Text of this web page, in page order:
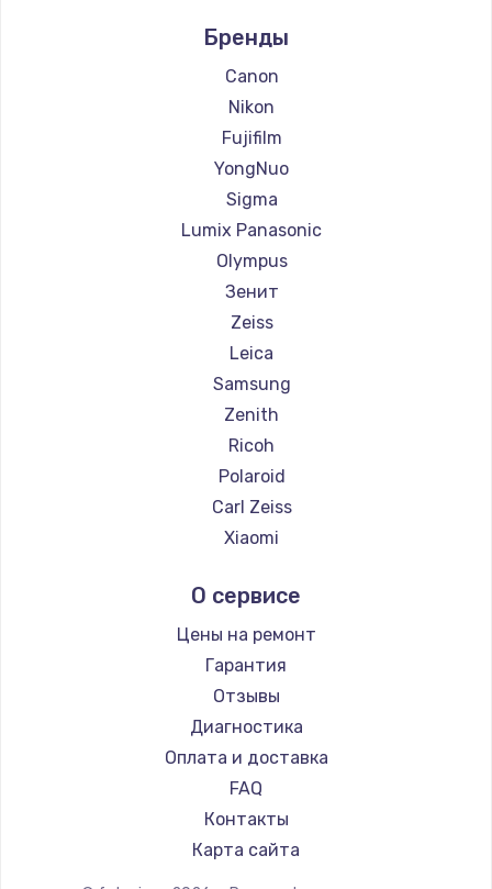
Замена сенсорного датчика
1300 руб.
Заказать
Замена сигнальной лампы
1200 руб.
Заказать
Замена системной платы
1500 руб.
Заказать
Замена температурного датчика
2500 руб.
Заказать
Замена электроконфорки
Заказать
Техобслуживание
900 руб.
Заказать
Установка / подключение / демонтаж
1300 руб.
Заказать
Ремонт фотоаппаратов Kodak
Ремонт фотоаппаратов Blackmagic
Бренды
Canon
Nikon
Fujifilm
YongNuo
Sigma
Lumix Panasonic
Olympus
Зенит
Zeiss
Leica
Samsung
Zenith
Ricoh
Polaroid
Carl Zeiss
Xiaomi
Kodak
Blackmagic
О сервисе
Цены на ремонт
Гарантия
Отзывы
Диагностика
Оплата и доставка
FAQ
Контакты
Карта сайта